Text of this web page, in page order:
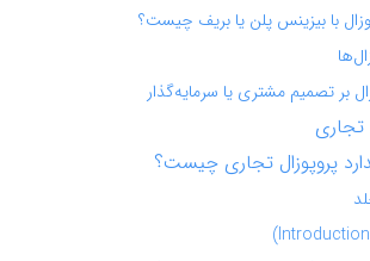
با بیزینس پلن یا بریف چیست؟
بر تصمیم مشتری یا سرمایه‌گذار
تجاری
پروپوزال تجاری چیست؟